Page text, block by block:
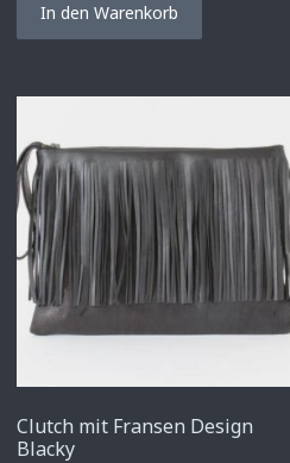
In den Warenkorb
Clutch mit Fransen Design
Blacky